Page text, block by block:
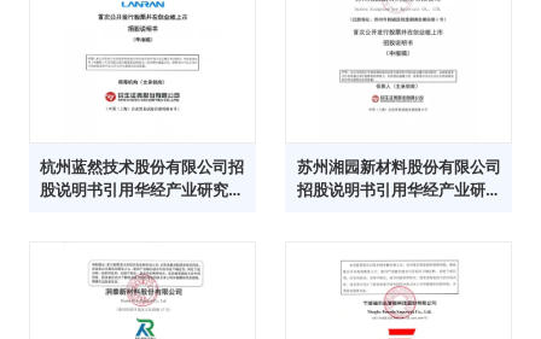
杭州蓝然技术股份有限公司招
股说明书引用华经产业研究院
苏州湘园新材料股份有限公司
招股说明书引用华经产业研究